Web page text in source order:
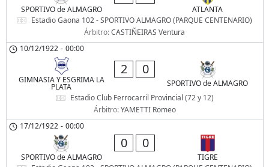
SPORTIVO de ALMAGRO
ATLANTA
Estadio Gaona 102 - SPORTIVO ALMAGRO (PARQUE CENTENARIO)
Árbitro:CASTIÑEIRAS Ventura
10/12/1922 - 00:00
GIMNASIA Y ESGRIMA LA
PLATA
2 0
SPORTIVO de ALMAGRO
Estadio Club Ferrocarril Provincial (72 y 12)
Árbitro:YAMETTI Romeo
17/12/1922 - 00:00
SPORTIVO de ALMAGRO
0 0
TIGRE